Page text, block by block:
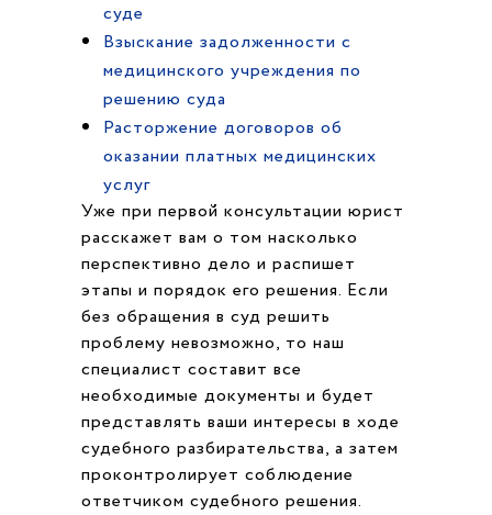
суде
Взыскание задолженности с
медицинского учреждения по
решению суда
Расторжение договоров об
оказании платных медицинских
услуг
Уже при первой консультации юрист
расскажет вам о том насколько
перспективно дело и распишет
этапы и порядок его решения. Если
без обращения в суд решить
проблему невозможно, то наш
специалист составит все
необходимые документы и будет
представлять ваши интересы в ходе
судебного разбирательства, а затем
проконтролирует соблюдение
ответчиком судебного решения.